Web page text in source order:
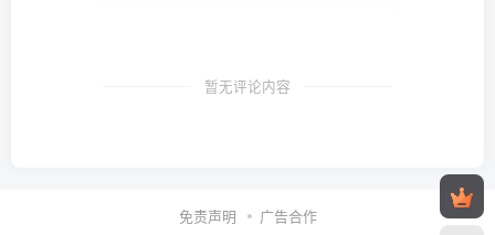
暂无评论内容
免责声明 广告合作